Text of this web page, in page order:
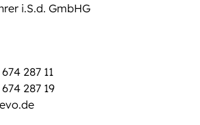
i.S.d. GmbHG
287 11
287 19